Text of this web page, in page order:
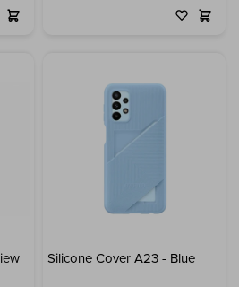
Silicone Cover A23 - Blue